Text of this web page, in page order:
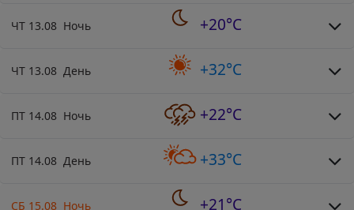
ЧТ 13.08 Ночь +20°C
ЧТ 13.08 День +32°C
ПТ 14.08 Ночь +22°C
ПТ 14.08 День +33°C
СБ 15.08 Ночь +21°C